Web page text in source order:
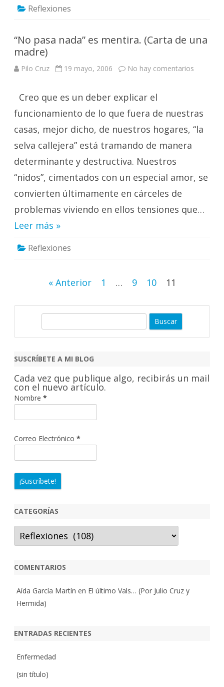
Reflexiones
“No pasa nada” es mentira. (Carta de una
madre)
Pilo Cruz 19 mayo, 2006 No hay comentarios
(Carta
de
una
madre)
Creo que es un deber explicar el
funcionamiento de lo que fuera de nuestras
casas, mejor dicho, de nuestros hogares, “la
selva callejera” está tramando de manera
determinante y destructiva. Nuestros
“nidos”, cimentados con un especial amor, se
convierten últimamente en cárceles de
problemas viviendo en ellos tensiones que…
Leer más »
Reflexiones
Paginación
entradas
« Anterior 1 … 9 10 11
c
r
SUSCRÍBETE A MI BLOG
Cada vez que publique algo, recibirás un mail
con el nuevo artículo.
Nombre *
Correo Electrónico *
CATEGORÍAS
Categorías
COMENTARIOS
Aída García Martín en El último Vals… (Por Julio Cruz y
Hermida)
ENTRADAS RECIENTES
Enfermedad
(sin título)